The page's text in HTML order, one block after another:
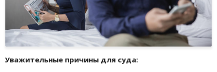
Уважительные причины для суда: